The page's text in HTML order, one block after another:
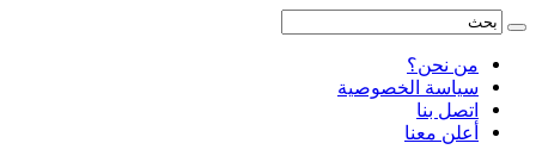
من نحن؟
سياسة الخصوصية
اتصل بنا
أعلن معنا